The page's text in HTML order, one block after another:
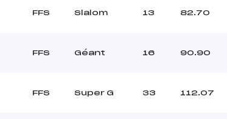
FFS Slalom 13 82.70
FFS Géant 16 90.90
FFS Super G 33 112.07